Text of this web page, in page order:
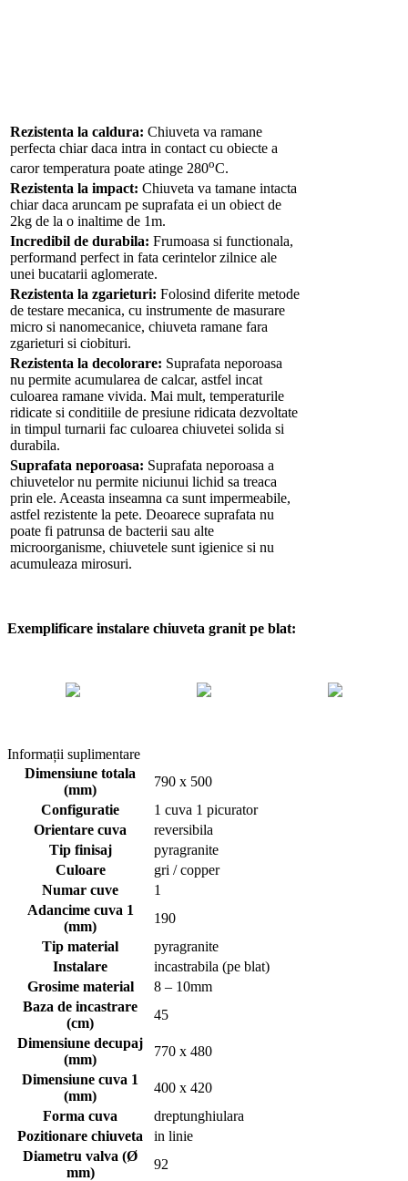
Rezistenta la caldura: Chiuveta va ramane
perfecta chiar daca intra in contact cu obiecte a
caror temperatura poate atinge 280oC.
Rezistenta la impact: Chiuveta va tamane intacta
chiar daca aruncam pe suprafata ei un obiect de
2kg de la o inaltime de 1m.
Incredibil de durabila: Frumoasa si functionala,
performand perfect in fata cerintelor zilnice ale
unei bucatarii aglomerate.
Rezistenta la zgarieturi: Folosind diferite metode
de testare mecanica, cu instrumente de masurare
micro si nanomecanice, chiuveta ramane fara
zgarieturi si ciobituri.
Rezistenta la decolorare: Suprafata neporoasa
nu permite acumularea de calcar, astfel incat
culoarea ramane vivida. Mai mult, temperaturile
ridicate si conditiile de presiune ridicata dezvoltate
in timpul turnarii fac culoarea chiuvetei solida si
durabila.
Suprafata neporoasa: Suprafata neporoasa a
chiuvetelor nu permite niciunui lichid sa treaca
prin ele. Aceasta inseamna ca sunt impermeabile,
astfel rezistente la pete. Deoarece suprafata nu
poate fi patrunsa de bacterii sau alte
microorganisme, chiuvetele sunt igienice si nu
acumuleaza mirosuri.
Exemplificare instalare chiuveta granit pe blat:
Informații suplimentare
Dimensiune totala
(mm)
790 x 500
Configuratie
1 cuva 1 picurator
Orientare cuva
reversibila
Tip finisaj
pyragranite
Culoare
gri / copper
Numar cuve
1
Adancime cuva 1
(mm)
190
Tip material
pyragranite
Instalare
incastrabila (pe blat)
Grosime material
8 – 10mm
Baza de incastrare
(cm)
45
Dimensiune decupaj
(mm)
770 x 480
Dimensiune cuva 1
(mm)
400 x 420
Forma cuva
dreptunghiulara
Pozitionare chiuveta
in linie
Diametru valva (Ø
mm)
92